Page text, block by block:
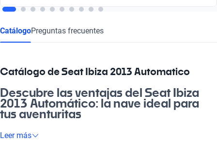
CatálogoPreguntas frecuentes
Catálogo de Seat Ibiza 2013 Automatico
Descubre las ventajas del Seat Ibiza
2013 Automático: la nave ideal para
tus aventuritas
Si buscas un auto que se adapte a tu ritmo de vida, el Seat
Leer más